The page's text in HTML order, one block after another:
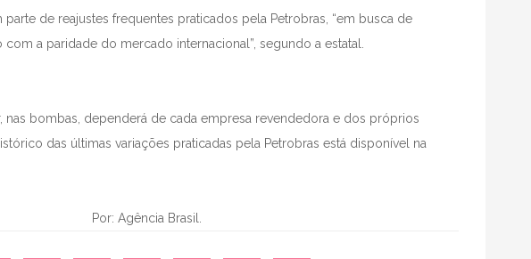
de reajustes frequentes praticados pela Petrobras, “em busca de
a paridade do mercado internacional”, segundo a estatal.
nas bombas, dependerá de cada empresa revendedora e dos próprios
das últimas variações praticadas pela Petrobras está disponível na
Por: Agência Brasil.